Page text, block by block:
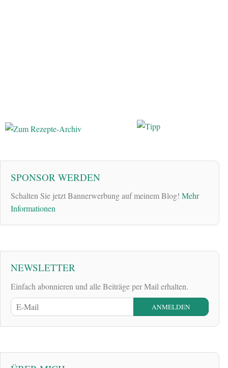
SPONSOR WERDEN
Schalten Sie jetzt Bannerwerbung auf meinem Blog! Mehr
Informationen
NEWSLETTER
Einfach abonnieren und alle Beiträge per Mail erhalten.